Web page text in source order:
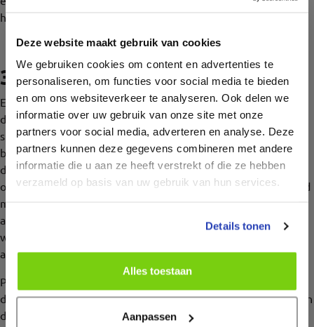
Deze website maakt gebruik van cookies
We gebruiken cookies om content en advertenties te
personaliseren, om functies voor social media te bieden
en om ons websiteverkeer te analyseren. Ook delen we
informatie over uw gebruik van onze site met onze
partners voor social media, adverteren en analyse. Deze
partners kunnen deze gegevens combineren met andere
informatie die u aan ze heeft verstrekt of die ze hebben
verzameld op basis van uw gebruik van hun services.
Details tonen
Alles toestaan
Aanpassen
het sporten.
3 PH-waarde van je bloed
Een verandering in de PH-waarde van je bloed kan ook
duizeligheid tijdens het sporten veroorzaken. Wanneer je je
spieren intensief belast geven ze melkzuur af, waardoor je
bloed wat zuurder wordt. Helaas kun je hier niet veel aan
doen. Je spieren gaan wel wennen aan de intensiteit van je
oefeningen, hierdoor zul je vanzelf merken dat je duizeligheid
minder wordt. Je lichaam past zich namelijk uit zichzelf aan,
aan de intensiteit van je workout. Daarom is een goede
warming up zo belangrijk, zeker als je spieren nog verzuurd
aanvoelen van de vorige training.
Probeer je training iets minder zwaar te maken en kijk of de
duizeligheid afneemt. Heb je deze tips toegepast, maar blijven
de klachten houden? Dan is het verstandig om even langs de